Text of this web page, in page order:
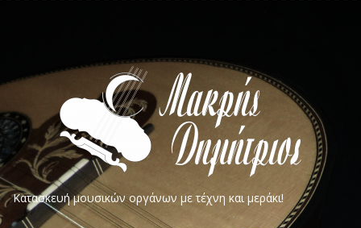
Κατασκευή μουσικών οργάνων με τέχνη και μεράκι!